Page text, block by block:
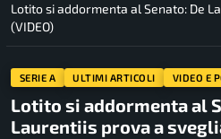
Lotito si addormenta al Senato: De
(VIDEO)
SERIE A ULTIMI ARTICOLI VIDEO E
Lotito si addormenta al
Laurentiis prova a